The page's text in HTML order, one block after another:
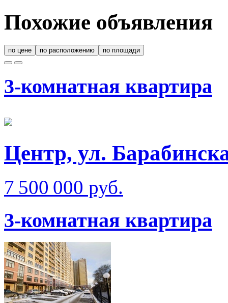
Похожие объявления
по цене по расположению по площади
3-комнатная квартира
Центр, ул.
7 500 000 руб.
3-комнатная квартира